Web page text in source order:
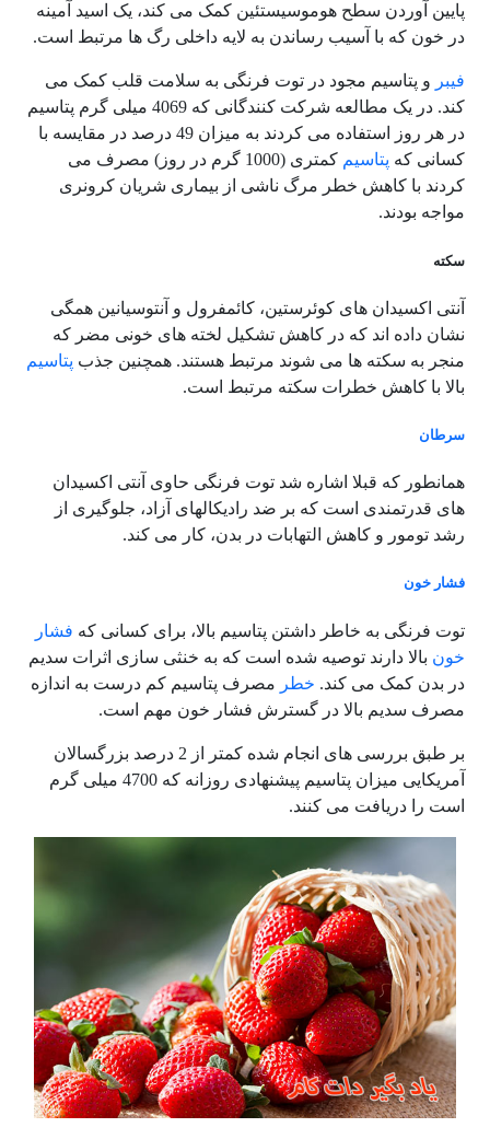
پایین آوردن سطح هوموسیستئین کمک می کند، یک اسید آمینه
در خون که با آسیب رساندن به لایه داخلی رگ ها مرتبط است.
فیبر و پتاسیم مجود در توت فرنگی به سلامت قلب کمک می
کند. در یک مطالعه شرکت کنندگانی که 4069 میلی گرم پتاسیم
در هر روز استفاده می کردند به میزان 49 درصد در مقایسه با
کسانی که پتاسیم
کمتری (1000 گرم در روز) مصرف می
کردند با کاهش خطر مرگ ناشی از بیماری شریان کرونری
مواجه بودند.
سکته
آنتی اکسیدان های کوئرستین، کائمفرول و آنتوسیانین همگی
نشان داده اند که در کاهش تشکیل لخته های خونی مضر که
منجر به سکته ها می شوند مرتبط هستند. همچنین جذب پتاسیم
بالا با کاهش خطرات سکته مرتبط است.
سرطان
همانطور که قبلا اشاره شد توت فرنگی حاوی آنتی اکسیدان
های قدرتمندی است که بر ضد رادیکالهای آزاد، جلوگیری از
رشد تومور و کاهش التهابات در بدن، کار می کند.
فشار خون
توت فرنگی به خاطر داشتن پتاسیم بالا، برای کسانی که فشار
خون بالا دارند توصیه شده است که به خنثی سازی اثرات سدیم
در بدن کمک می کند. خطر مصرف پتاسیم کم درست به اندازه
مصرف سدیم بالا در گسترش فشار خون مهم است.
بر طبق بررسی های انجام شده کمتر از 2 درصد بزرگسالان
آمریکایی میزان پتاسیم پیشنهادی روزانه که 4700 میلی گرم
است را دریافت می کنند.